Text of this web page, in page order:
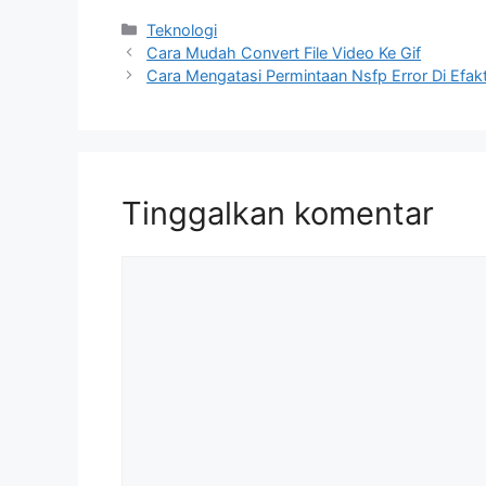
Kategori
Teknologi
Cara Mudah Convert File Video Ke Gif
Cara Mengatasi Permintaan Nsfp Error Di
Tinggalkan komentar